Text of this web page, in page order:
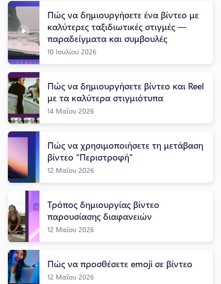
Πώς να δημιουργήσετε ένα βίντεο με
καλύτερες ταξιδιωτικές στιγμές —
παραδείγματα και συμβουλές
10 Ιουλίου 2026
Πώς να δημιουργήσετε βίντεο και Reel
με τα καλύτερα στιγμιότυπα
14 Μαΐου 2026
Πώς να χρησιμοποιήσετε τη μετάβαση
βίντεο "Περιστροφή"
12 Μαΐου 2026
Τρόπος δημιουργίας βίντεο
παρουσίασης διαφανειών
12 Μαΐου 2026
Πώς να προσθέσετε emoji σε βίντεο
12 Μαΐου 2026